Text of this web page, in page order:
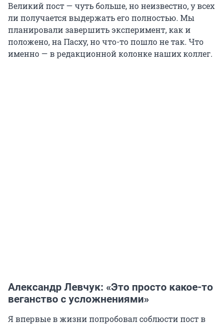
Великий пост — чуть больше, но неизвестно, у всех
ли получается выдержать его полностью. Мы
планировали завершить эксперимент, как и
положено, на Пасху, но что-то пошло не так. Что
именно — в редакционной колонке наших коллег.
Александр Левчук: «Это просто какое-то
веганство с усложнениями»
Я впервые в жизни попробовал соблюсти пост в